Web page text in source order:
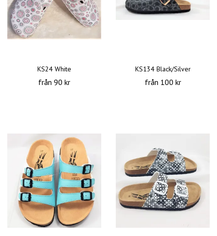
KS24 White
från 90 kr
KS134 Black/Silver
från 100 kr